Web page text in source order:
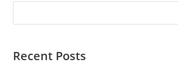
Recent Posts